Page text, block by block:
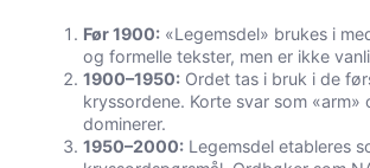
Før 1900: «Legemsdel» brukes i
og formelle tekster, men er ikke
1900–1950: Ordet tas i bruk i de
kryssordene. Korte svar som «arm»
dominerer.
1950–2000: Legemsdel etableres